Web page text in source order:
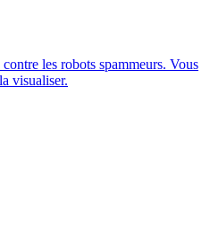
les robots spammeurs. Vous
visualiser.